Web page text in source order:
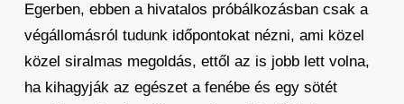
Egerben, ebben a hivatalos próbálkozásban csak a
végállomásról tudunk időpontokat nézni, ami közel
közel siralmas megoldás, ettől az is jobb lett volna,
ha kihagyják az egészet a fenébe és egy sötét